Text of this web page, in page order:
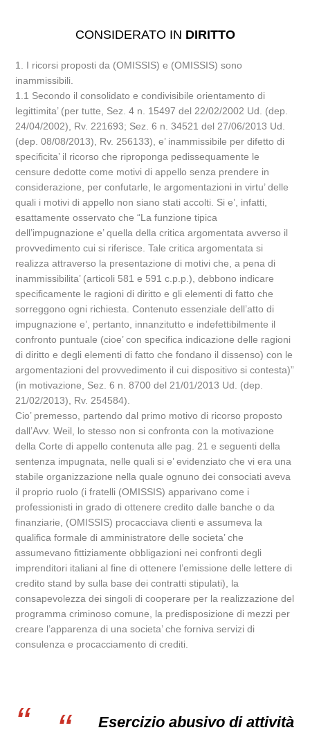
CONSIDERATO IN DIRITTO
1. I ricorsi proposti da (OMISSIS) e (OMISSIS) sono
inammissibili.
1.1 Secondo il consolidato e condivisibile orientamento di
legittimita’ (per tutte, Sez. 4 n. 15497 del 22/02/2002 Ud. (dep.
24/04/2002), Rv. 221693; Sez. 6 n. 34521 del 27/06/2013 Ud.
(dep. 08/08/2013), Rv. 256133), e’ inammissibile per difetto di
specificita’ il ricorso che riproponga pedissequamente le
censure dedotte come motivi di appello senza prendere in
considerazione, per confutarle, le argomentazioni in virtu’ delle
quali i motivi di appello non siano stati accolti. Si e’, infatti,
esattamente osservato che “La funzione tipica
dell’impugnazione e’ quella della critica argomentata avverso il
provvedimento cui si riferisce. Tale critica argomentata si
realizza attraverso la presentazione di motivi che, a pena di
inammissibilita’ (articoli 581 e 591 c.p.p.), debbono indicare
specificamente le ragioni di diritto e gli elementi di fatto che
sorreggono ogni richiesta. Contenuto essenziale dell’atto di
impugnazione e’, pertanto, innanzitutto e indefettibilmente il
confronto puntuale (cioe’ con specifica indicazione delle ragioni
di diritto e degli elementi di fatto che fondano il dissenso) con le
argomentazioni del provvedimento il cui dispositivo si contesta)”
(in motivazione, Sez. 6 n. 8700 del 21/01/2013 Ud. (dep.
21/02/2013), Rv. 254584).
Cio’ premesso, partendo dal primo motivo di ricorso proposto
dall’Avv. Weil, lo stesso non si confronta con la motivazione
della Corte di appello contenuta alle pag. 21 e seguenti della
sentenza impugnata, nelle quali si e’ evidenziato che vi era una
stabile organizzazione nella quale ognuno dei consociati aveva
il proprio ruolo (i fratelli (OMISSIS) apparivano come i
professionisti in grado di ottenere credito dalle banche o da
finanziarie, (OMISSIS) procacciava clienti e assumeva la
qualifica formale di amministratore delle societa’ che
assumevano fittiziamente obbligazioni nei confronti degli
imprenditori italiani al fine di ottenere l’emissione delle lettere di
credito stand by sulla base dei contratti stipulati), la
consapevolezza dei singoli di cooperare per la realizzazione del
programma criminoso comune, la predisposizione di mezzi per
creare l’apparenza di una societa’ che forniva servizi di
consulenza e procacciamento di crediti.
Esercizio abusivo di attività